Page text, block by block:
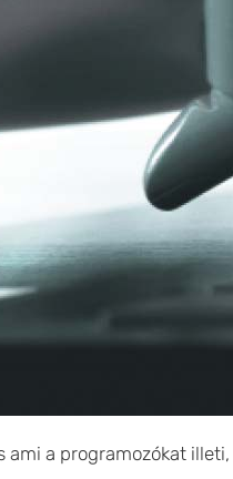
ami a programozókat